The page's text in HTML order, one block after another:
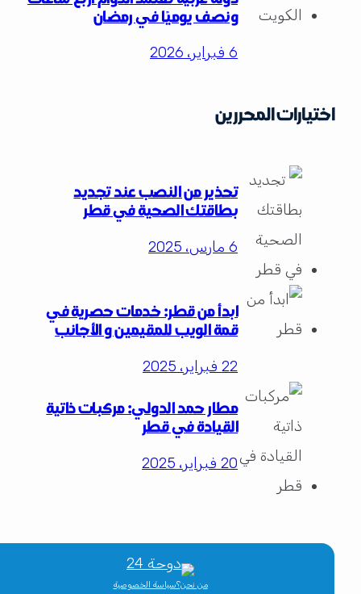
ونصف يوميًا في رمضان
اختيارات المحررين
تحذير من النصب عند تجديد
بطاقتك الصحية في قطر
ابدأ من قطر: خدمات حصرية في
قمة الويب للمقيمين و الأجانب
22 فبراير، 2025
مطار حمد الدولي: مركبات ذاتية
القيادة في قطر
20 فبراير، 2025
من نحن؟سياسة الخصوصية